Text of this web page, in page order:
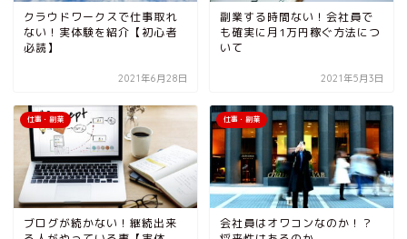
クラウドワークスで仕事取れ
ない！実体験を紹介【初心者
必読】
2021年6月28日
副業する時間ない！会社員で
も確実に月1万円稼ぐ方法につ
いて
2021年5月3日
仕事・副業
ブログが続かない！継続出来
仕事・副業
会社員はオワコンなのか！？